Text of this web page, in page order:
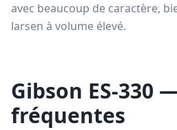
avec beaucoup de caractère,
larsen à volume élevé.
Gibson ES-330
fréquentes